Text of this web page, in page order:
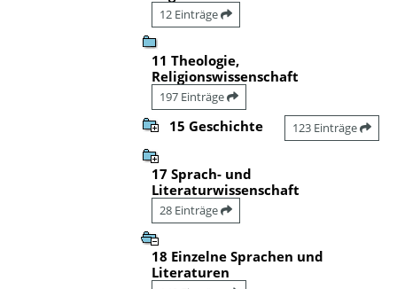
12 Einträge
11 Theologie,
Religionswissenschaft
197 Einträge
15 Geschichte 123 Einträge
17 Sprach- und
Literaturwissenschaft
28 Einträge
18 Einzelne Sprachen und
Literaturen